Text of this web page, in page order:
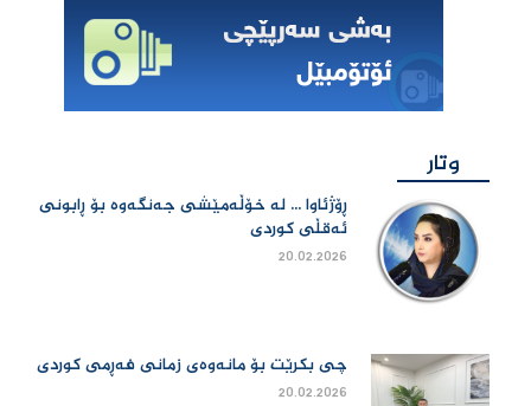
وتار
ڕۆژئاوا ... لە خۆڵەمێشی جەنگەوە بۆ ڕابونی
ئەقڵی کوردی
20.02.2026
چی بكرێت بۆ مانەوەی زمانی فەڕمی كوردی
20.02.2026